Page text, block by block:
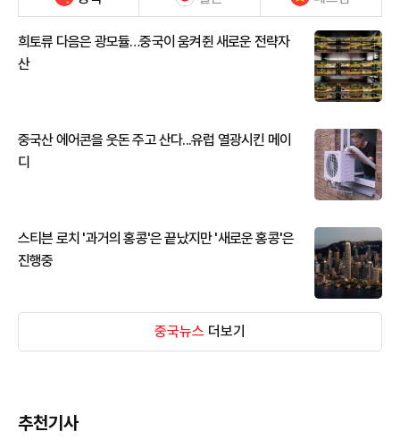
희토류 다음은 광모듈…중국이 움켜쥔 새로운 전략자
산
중국산 에어콘을 웃돈 주고 산다...유럽 열광시킨 메이
디
스티븐 로치 '과거의 홍콩'은 끝났지만 '새로운 홍콩'은
진행중
중국뉴스 더보기
추천기사